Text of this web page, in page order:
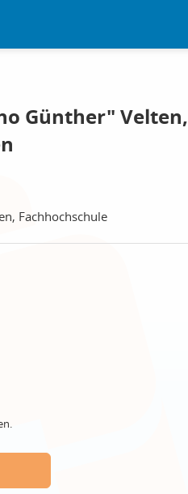
Günther" Velten,
Fachhochschule